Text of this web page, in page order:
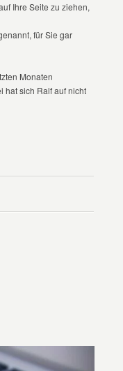
Ihre Seite zu ziehen,
für Sie gar
Monaten
hat sich Ralf auf nicht